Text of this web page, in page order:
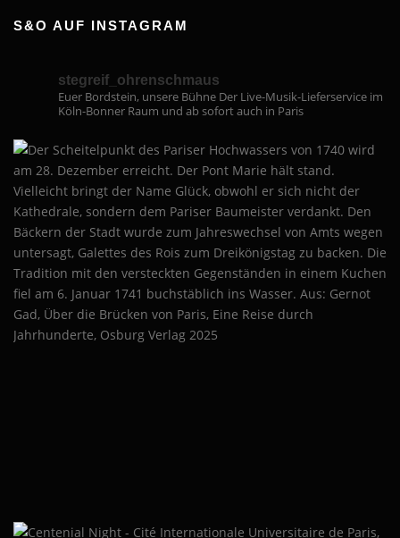
S&O AUF INSTAGRAM
stegreif_ohrenschmaus
Euer Bordstein, unsere Bühne Der Live-Musik-Lieferservice im
Köln-Bonner Raum und ab sofort auch in Paris